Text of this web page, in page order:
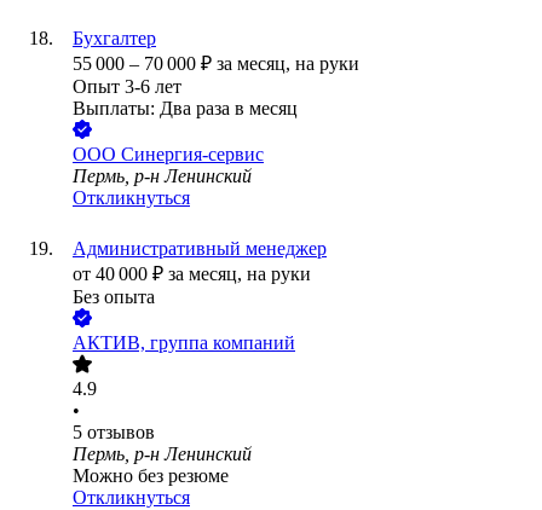
Бухгалтер
55 000 – 70 000 ₽ за месяц, на руки
Опыт 3-6 лет
Выплаты: Два раза в месяц
ООО Синергия-сервис
Пермь, р-н Ленинский
Откликнуться
Административный менеджер
от 40 000 ₽ за месяц, на руки
Без опыта
АКТИВ, группа компаний
4.9
•
5 отзывов
Пермь, р-н Ленинский
Можно без резюме
Откликнуться